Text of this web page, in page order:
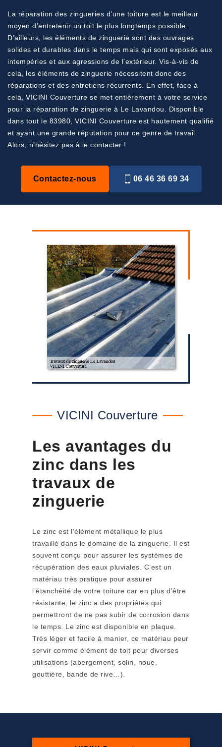
La réparation des zingueries d’une toiture est le meilleur
moyen d’entretenir un toit le plus longtemps possible.
D’ailleurs, les éléments de zinguerie sont des ouvrages
solides et durables dans le temps mais qui sont exposés aux
intempéries et aux agressions de l’extérieur. Vis-à-vis de
cela, les éléments de zinguerie nécessitent donc des
réparations et des entretiens récurrents. En effet, face à
cela, VICINI Couverture se met entièrement à votre service
pour la réparation de zinguerie à Le Lavandou. Disponible
dans tout le 83980, VICINI Couverture est hautement qualifié
et ayant une grande réputation pour ce genre de travail.
Alors, n’hésitez pas à le contacter !
Contactez-nous 06 46 36 69 34
VICINI Couverture
Les avantages du
zinc dans les
travaux de
zinguerie
Le zinc est l’élément métallique le plus
travaillé dans le domaine de la zinguerie. Il est
souvent conçu pour assurer les systèmes de
récupération des eaux pluviales. C’est un
matériau très pratique pour assurer
l’étanchéité de votre toiture car en plus d’être
résistante, le zinc a des propriétés qui
permettront de ne pas subir de corrosion dans
le temps. Le zinc est disponible en plaque.
Très léger et facile à manier, ce matériau peur
servir comme élément de toit pour diverses
utilisations (abergement, solin, noue,
gouttière, bande de rive…).